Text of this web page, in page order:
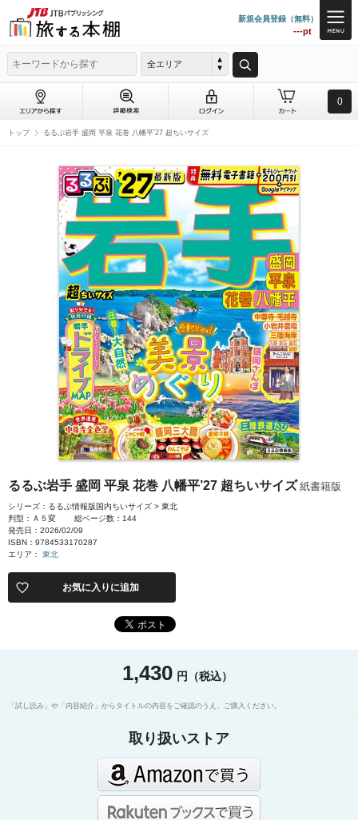
新規会員登録（無料）
---pt
全エリア
0
トップ るるぶ岩手 盛岡 平泉 花巻 八幡平’27 超ちいサイズ
るるぶ岩手 盛岡 平泉 花巻 八幡平’27 超ちいサイズ 紙書籍版
シリーズ：るるぶ情報版国内ちいサイズ > 東北
判型：Ａ５変
総ページ数：144
発売日：2026/02/09
ISBN：9784533170287
エリア： 東北
お気に入りに追加
1,430 円（税込）
「試し読み」や「内容紹介」からタイトルの内容をご確認のうえ、ご購入ください。
取り扱いストア